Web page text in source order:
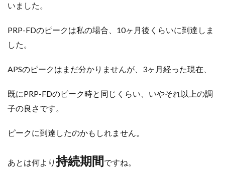
いました。
PRP-FDのピークは私の場合、10ヶ月後くらいに到達しま
した。
APSのピークはまだ分かりませんが、3ヶ月経った現在、
既にPRP-FDのピーク時と同じくらい、いやそれ以上の調
子の良さです。
ピークに到達したのかもしれません。
あとは何より持続期間ですね。